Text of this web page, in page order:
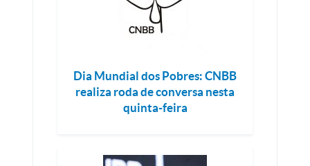
Dia Mundial dos Pobres: CNBB
realiza roda de conversa nesta
quinta-feira